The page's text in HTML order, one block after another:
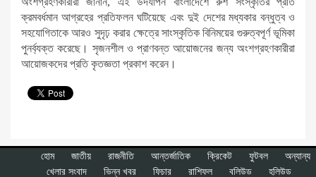
ক্রমবর্ধমান আগ্রহের প্রতিফলন ঘটিয়েছে এবং দুই দেশের মধ্যকার বন্ধুত্ব ও
সহযোগিতাকে আরও সুদৃঢ় করার ক্ষেত্রে সাংস্কৃতিক বিনিময়ের গুরুত্বপূর্ণ ভূমিকা
পুনর্ব্যক্ত করেছে। সৃজনশীল ও প্রাণবন্ত আয়োজনের জন্য অংশগ্রহণকারীরা
আয়োজকদের প্রতি কৃতজ্ঞতা প্রকাশ করেন।
হোম জাতীয় রাজনীতি আন্তর্জাতিক ক্রিকেট ফুটবল
অন্যান্য
খেলার সংবাদ
ভিন্ন খবর ফিচার রাশিফল বলিউড হলিউড